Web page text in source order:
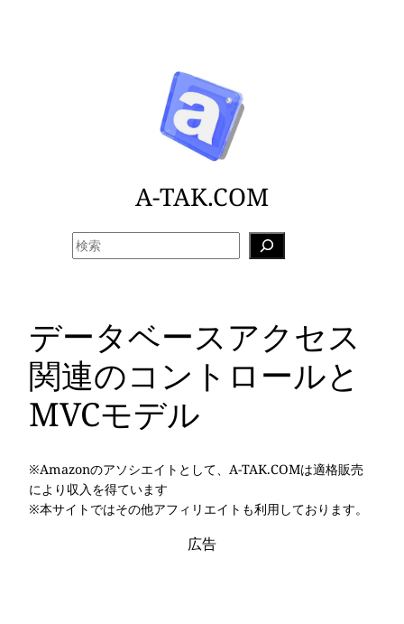
A-TAK.COM
データベースアクセス
関連のコントロールと
MVCモデル
※Amazonのアソシエイトとして、A-TAK.COMは適格販売
により収入を得ています
※本サイトではその他アフィリエイトも利用しております。
広告